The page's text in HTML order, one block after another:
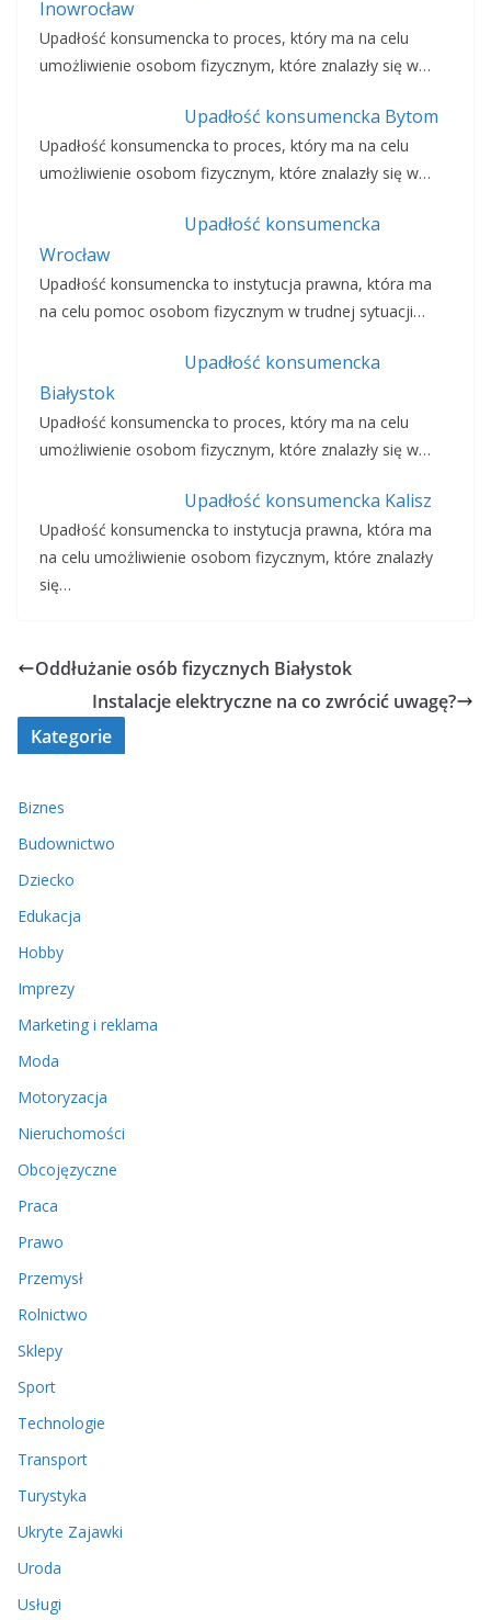
Inowrocław
Upadłość konsumencka to proces, który ma na celu
umożliwienie osobom fizycznym, które znalazły się w…
Upadłość konsumencka Bytom
Upadłość konsumencka to proces, który ma na celu
umożliwienie osobom fizycznym, które znalazły się w…
Upadłość konsumencka
Wrocław
Upadłość konsumencka to instytucja prawna, która ma
na celu pomoc osobom fizycznym w trudnej sytuacji…
Upadłość konsumencka
Białystok
Upadłość konsumencka to proces, który ma na celu
umożliwienie osobom fizycznym, które znalazły się w…
Upadłość konsumencka Kalisz
Upadłość konsumencka to instytucja prawna, która ma
na celu umożliwienie osobom fizycznym, które znalazły
się…
Oddłużanie osób fizycznych Białystok
Instalacje elektryczne na co zwrócić uwagę?
Kategorie
Biznes
Budownictwo
Dziecko
Edukacja
Hobby
Imprezy
Marketing i reklama
Moda
Motoryzacja
Nieruchomości
Obcojęzyczne
Praca
Prawo
Przemysł
Rolnictwo
Sklepy
Sport
Technologie
Transport
Turystyka
Ukryte Zajawki
Uroda
Usługi